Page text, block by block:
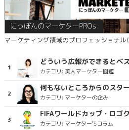
にっぽんのマーケターPROs.
マーケティング領域のプロフェッショナ
どういう広報ができるとベ
カテゴリ: 美人マーケター図鑑
何もないところからのスタ
カテゴリ: マーケターの企み
FIFAワールドカップ・ロゴ
カテゴリ: マーケター’Sコラム